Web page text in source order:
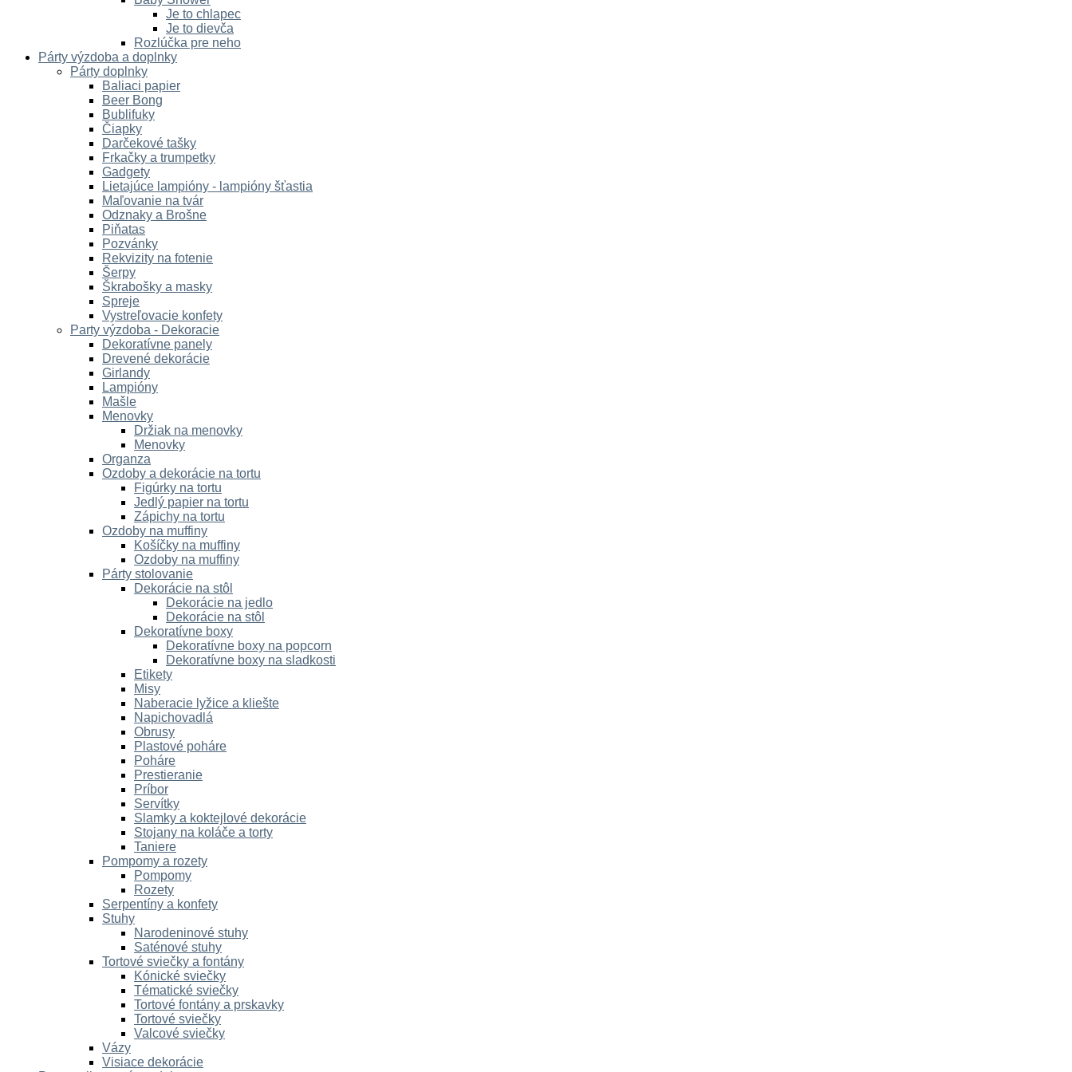
Je to chlapec
Je to dievča
Rozlúčka pre neho
Párty výzdoba a doplnky
Párty doplnky
Baliaci papier
Beer Bong
Bublifuky
Čiapky
Darčekové tašky
Frkačky a trumpetky
Gadgety
Lietajúce lampióny - lampióny šťastia
Maľovanie na tvár
Odznaky a Brošne
Piňatas
Pozvánky
Rekvizity na fotenie
Šerpy
Škrabošky a masky
Spreje
Vystreľovacie konfety
Party výzdoba - Dekoracie
Dekoratívne panely
Drevené dekorácie
Girlandy
Lampióny
Mašle
Menovky
Držiak na menovky
Menovky
Organza
Ozdoby a dekorácie na tortu
Figúrky na tortu
Jedlý papier na tortu
Zápichy na tortu
Ozdoby na muffiny
Košíčky na muffiny
Ozdoby na muffiny
Párty stolovanie
Dekorácie na stôl
Dekorácie na jedlo
Dekorácie na stôl
Dekoratívne boxy
Dekoratívne boxy na popcorn
Dekoratívne boxy na sladkosti
Etikety
Misy
Naberacie lyžice a kliešte
Napichovadlá
Obrusy
Plastové poháre
Poháre
Prestieranie
Príbor
Servítky
Slamky a koktejlové dekorácie
Stojany na koláče a torty
Taniere
Pompomy a rozety
Pompomy
Rozety
Serpentíny a konfety
Stuhy
Narodeninové stuhy
Saténové stuhy
Tortové sviečky a fontány
Kónické sviečky
Tématické sviečky
Tortové fontány a prskavky
Tortové sviečky
Valcové sviečky
Vázy
Visiace dekorácie